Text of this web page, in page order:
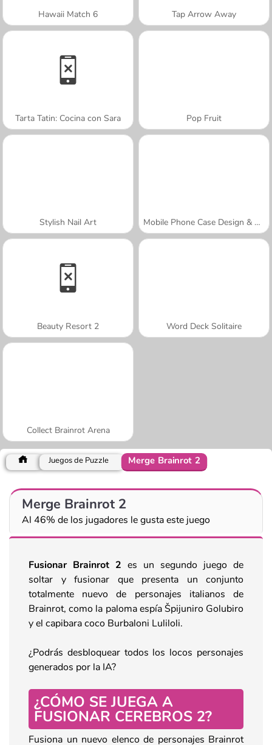
Hawaii Match 6 Tap Arrow Away
Tarta Tatin: Cocina con Sara Pop Fruit
Stylish Nail Art Mobile Phone Case Design & DIY
Beauty Resort 2 Word Deck Solitaire
Collect Brainrot Arena
Juegos de Puzzle Merge Brainrot 2
Merge Brainrot 2
Al 46% de los jugadores le gusta este juego
Fusionar Brainrot 2 es un segundo juego de
soltar y fusionar que presenta un conjunto
totalmente nuevo de personajes italianos de
Brainrot, como la paloma espía Špijuniro Golubiro
y el capibara coco Burbaloni Luliloli.
¿Podrás desbloquear todos los locos personajes
generados por la IA?
¿CÓMO SE JUEGA A
FUSIONAR CEREBROS 2?
Fusiona un nuevo elenco de personajes Brainrot